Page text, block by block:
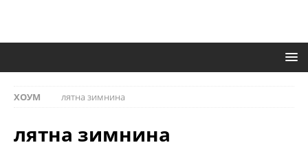
ХОУМ лятна зимнина
лятна зимнина